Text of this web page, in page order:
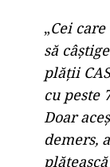
„Cei
să
plății
cu peste
Doar
demers,